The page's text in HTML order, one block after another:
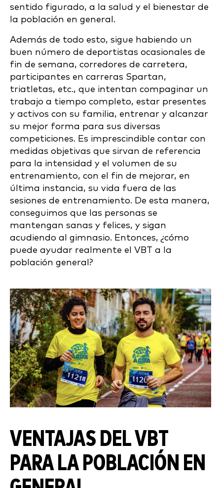
sentido figurado, a la salud y el bienestar de
la población en general.
Además de todo esto, sigue habiendo un
buen número de deportistas ocasionales de
fin de semana, corredores de carretera,
participantes en carreras Spartan,
triatletas, etc., que intentan compaginar un
trabajo a tiempo completo, estar presentes
y activos con su familia, entrenar y alcanzar
su mejor forma para sus diversas
competiciones. Es imprescindible contar con
medidas objetivas que sirvan de referencia
para la intensidad y el volumen de su
entrenamiento, con el fin de mejorar, en
última instancia, su vida fuera de las
sesiones de entrenamiento. De esta manera,
conseguimos que las personas se
mantengan sanas y felices, y sigan
acudiendo al gimnasio. Entonces, ¿cómo
puede ayudar realmente el VBT a la
población general?
VENTAJAS DEL VBT
PARA LA POBLACIÓN EN